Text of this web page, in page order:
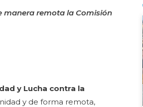
manera remota la Comisión
y Lucha contra la
y de forma remota,